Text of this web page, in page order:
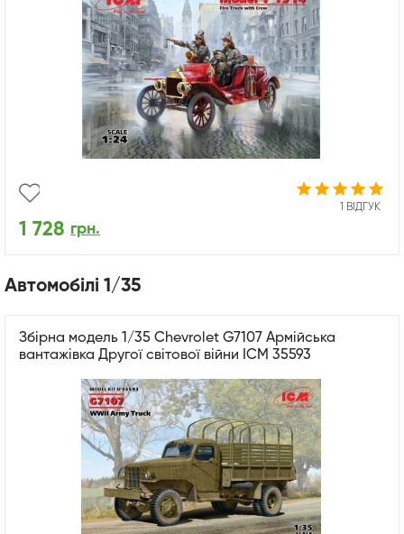
1 ВІДГУК
1 728 грн.
Автомобілі 1/35
Збірна модель 1/35 Chevrolet G7107 Армійська
вантажівка Другої світової війни ICM 35593